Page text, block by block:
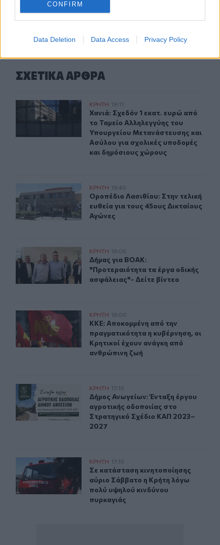
CONFIRM
Data Deletion Data Access Privacy Policy
ΠΕΡΙΣΣΟΤΕΡΑ
ΣΧΕΤΙΚA AΡΘΡΑ
Χανιά: Σχεδόν 1 εκατ. ευρώ από το Ταμείο
ΚΡΗΤΗ 19:11
Χανιά: Σχεδόν 1 εκατ. ευρώ από το
Χανιά: Σχεδόν 1 εκατ. ευρώ από
το Ταμείο Αλληλεγγύης του
Υπουργείου Μετανάστευσης και
Ασύλου για σχολικές υποδομές
και δημόσιους χώρους
Οροπέδιο Λασιθίου: Στην τελική ευθεία για τους 45ους
ΚΡΗΤΗ 18:40
Οροπέδιο Λασιθίου: Στην τελική
Οροπέδιο Λασιθίου: Στην τελική
ευθεία για τους 45ους Δικταίους
Αγώνες
Δήμας για ΒΟΑΚ: "Προτεραιότητα τα έργα οδικής
ΚΡΗΤΗ 18:06
Δήμας για ΒΟΑΚ: "Προτεραιότητα
Δήμας για ΒΟΑΚ:
"Προτεραιότητα τα έργα οδικής
ασφάλειας"- Δείτε βίντεο
ΚΚΕ: Αποκομμένη από την πραγματικότητα η
ΚΡΗΤΗ 18:00
ΚΚΕ: Αποκομμένη από την
ΚΚΕ: Αποκομμένη από την
πραγματικότητα η κυβέρνηση, οι
Κρητικοί έχουν ανάγκη από
ανθρώπινη ζωή
Δήμος Ανωγείων: Ένταξη έργου αγροτικής οδοποιίας
ΚΡΗΤΗ 17:10
Δήμος Ανωγείων: Ένταξη έργου
Δήμος Ανωγείων: Ένταξη έργου
αγροτικής οδοποιίας στο
Στρατηγικό Σχέδιο ΚΑΠ 2023–
2027
Σε κατάσταση κινητοποίησης αύριο Σάββατο η Κρήτη
ΚΡΗΤΗ 17:10
Σε κατάσταση κινητοποίησης
Σε κατάσταση κινητοποίησης
αύριο Σάββατο η Κρήτη λόγω
πολύ υψηλού κινδύνου
πυρκαγιάς